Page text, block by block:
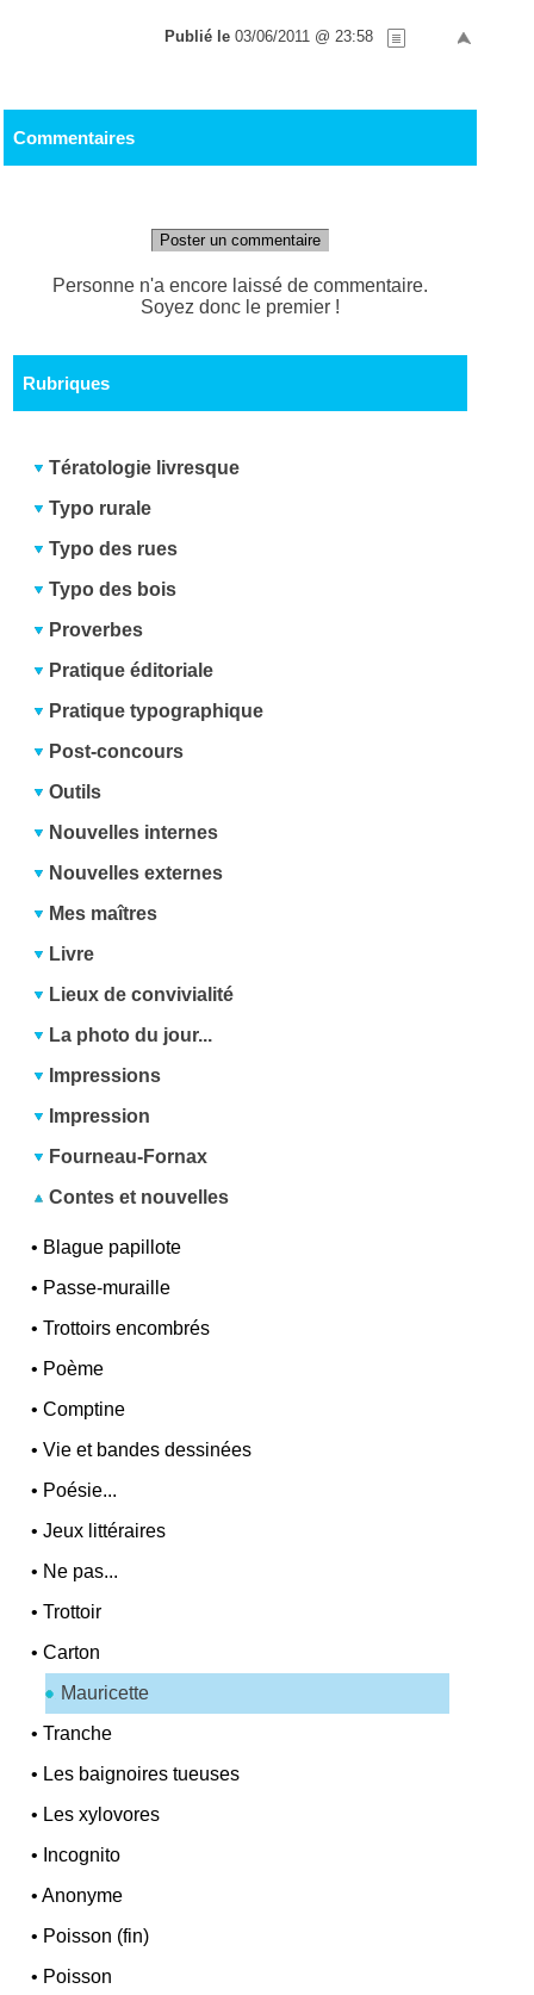
Publié le 03/06/2011 @ 23:58
Commentaires
Poster un commentaire
Personne n'a encore laissé de commentaire.
Soyez donc le premier !
Rubriques
Tératologie livresque
Typo rurale
Typo des rues
Typo des bois
Proverbes
Pratique éditoriale
Pratique typographique
Post-concours
Outils
Nouvelles internes
Nouvelles externes
Mes maîtres
Livre
Lieux de convivialité
La photo du jour...
Impressions
Impression
Fourneau-Fornax
Contes et nouvelles
• Blague papillote
• Passe-muraille
•Trottoirs encombrés
• Poème
•Comptine
•Vie et bandes dessinées
• Poésie...
•Jeux littéraires
• Ne pas...
•Trottoir
•Carton
Mauricette
•Tranche
• Les baignoires tueuses
• Les xylovores
• Incognito
•Anonyme
• Poisson (fin)
• Poisson